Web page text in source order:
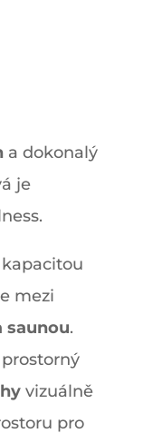
a dokonalý
je
mezi
saunou.
vizuálně
pro